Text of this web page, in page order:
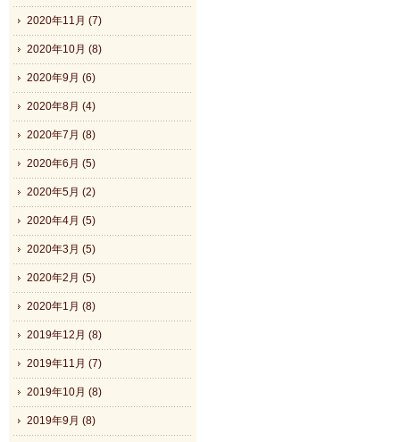
2020年11月 (7)
2020年10月 (8)
2020年9月 (6)
2020年8月 (4)
2020年7月 (8)
2020年6月 (5)
2020年5月 (2)
2020年4月 (5)
2020年3月 (5)
2020年2月 (5)
2020年1月 (8)
2019年12月 (8)
2019年11月 (7)
2019年10月 (8)
2019年9月 (8)